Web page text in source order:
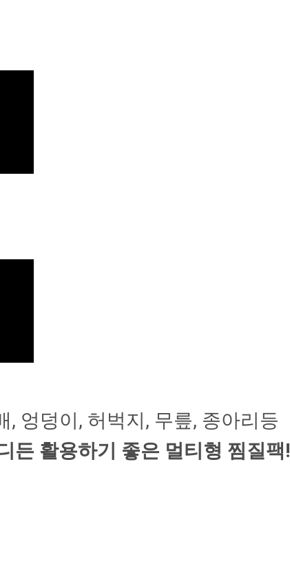
, 엉덩이, 허벅지, 무릎, 종아리등
든 활용하기 좋은 멀티형 찜질팩